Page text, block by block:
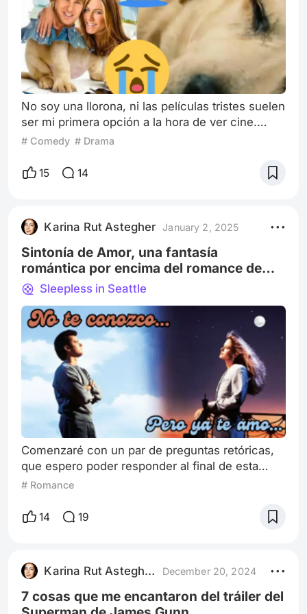
No soy una llorona, ni las películas tristes suelen
ser mi primera opción a la hora de ver cine.
Pero si hay que abordar este tema, debo
los pocos filmes con la capacidad de provocar
refiero. El filme es la versión en la pantalla
grande del best seller autobiográ
# Comedy # Drama
15 14
Karina Rut Astegher January 2, 2025
Sintonía de Amor, una fantasía
romántica por encima del romance de
verdad
Sleepless in Seattle
Comenzaré con un par de preguntas retóricas,
que espero poder responder al final de esta
reseña. ¿Qué es el amor romántico? Y a esto
amor verdadero? Podría decirse que Sintonía de
banda sonora diseñada para ponernos
cariñositos, como los osos. Cuenta con las
actuacio
# Romance
14 19
Karina Rut Astegher December 20, 2024
7 cosas que me encantaron del tráiler del